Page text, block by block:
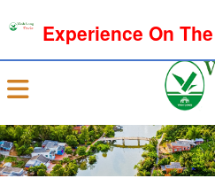
Sign
Experience On